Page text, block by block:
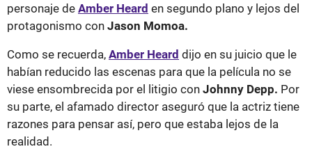
personaje de Amber Heard en segundo plano y lejos del
protagonismo con Jason Momoa.
Como se recuerda, Amber Heard dijo en su juicio que le
habían reducido las escenas para que la película no se
viese ensombrecida por el litigio con Johnny Depp. Por
su parte, el afamado director aseguró que la actriz tiene
razones para pensar así, pero que estaba lejos de la
realidad.